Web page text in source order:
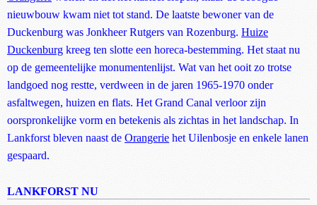
nieuwbouw kwam niet tot stand. De laatste bewoner van de
Duckenburg was Jonkheer Rutgers van Rozenburg. Huize
Duckenburg kreeg ten slotte een horeca-bestemming. Het staat nu
op de gemeentelijke monumentenlijst. Wat van het ooit zo trotse
landgoed nog restte, verdween in de jaren 1965-1970 onder
asfaltwegen, huizen en flats. Het Grand Canal verloor zijn
oorspronkelijke vorm en betekenis als zichtas in het landschap. In
Lankforst bleven naast de Orangerie het Uilenbosje en enkele lanen
gespaard.
LANKFORST NU